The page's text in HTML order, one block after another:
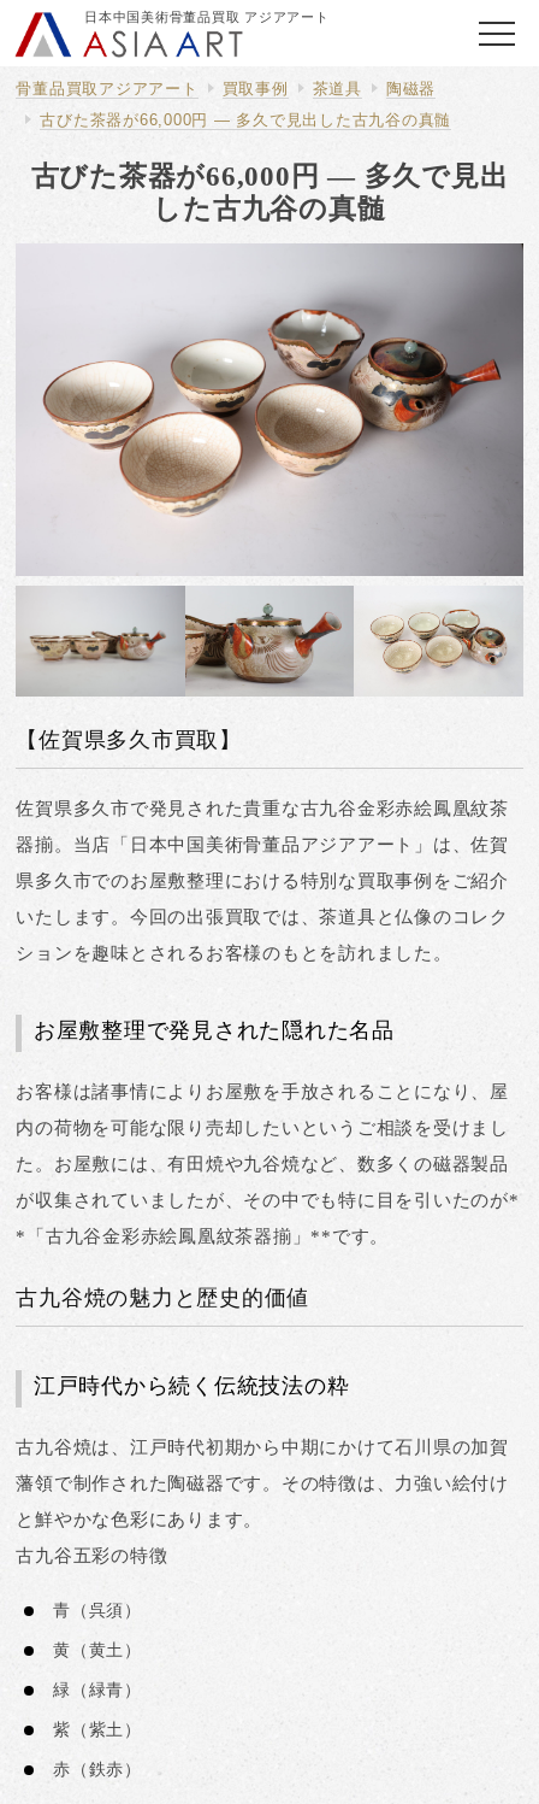
日本中国美術骨董品買取 アジアアート
骨董品買取アジアアート 買取事例 茶道具
陶磁器
古びた茶器が66,000円 — 多久で見出した古九谷の真髄
古びた茶器が66,000円 — 多久で見出
した古九谷の真髄
【佐賀県多久市買取】
佐賀県多久市で発見された貴重な古九谷金彩赤絵鳳凰紋茶
器揃。当店「日本中国美術骨董品アジアアート」は、佐賀
県多久市でのお屋敷整理における特別な買取事例をご紹介
いたします。今回の出張買取では、茶道具と仏像のコレク
ションを趣味とされるお客様のもとを訪れました。
お屋敷整理で発見された隠れた名品
お客様は諸事情によりお屋敷を手放されることになり、屋
内の荷物を可能な限り売却したいというご相談を受けまし
た。お屋敷には、有田焼や九谷焼など、数多くの磁器製品
が収集されていましたが、その中でも特に目を引いたのが*
*「古九谷金彩赤絵鳳凰紋茶器揃」**です。
古九谷焼の魅力と歴史的価値
江戸時代から続く伝統技法の粋
古九谷焼は、 江戸時代初期から中期にかけて石川県の加賀
藩領で制作された陶磁器です。その特徴は、力強い絵付け
と鮮やかな色彩にあります。
古九谷五彩の特徴
青 （呉須）
黄 （黄土）
緑 （緑青）
紫 （紫土）
赤 （鉄赤）